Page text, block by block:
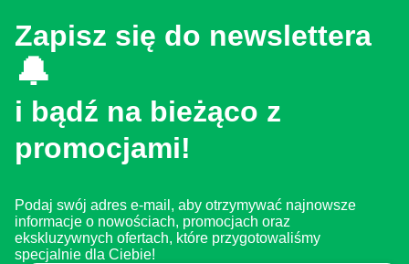
Zapisz się do newslettera
🔔
i bądź na bieżąco z
promocjami!
Podaj swój adres e-mail, aby otrzymywać najnowsze
informacje o nowościach, promocjach oraz
ekskluzywnych ofertach, które przygotowaliśmy
specjalnie dla Ciebie!